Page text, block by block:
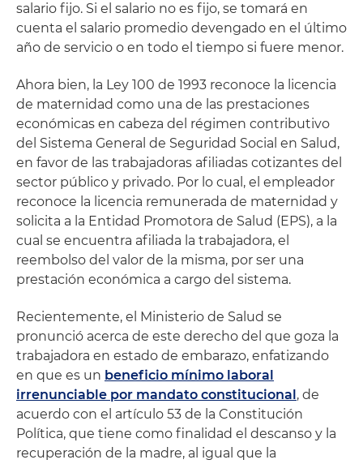
salario fijo. Si el salario no es fijo, se tomará en
cuenta el salario promedio devengado en el último
año de servicio o en todo el tiempo si fuere menor.
Ahora bien, la Ley 100 de 1993 reconoce la licencia
de maternidad como una de las prestaciones
económicas en cabeza del régimen contributivo
del Sistema General de Seguridad Social en Salud,
en favor de las trabajadoras afiliadas cotizantes del
sector público y privado. Por lo cual, el empleador
reconoce la licencia remunerada de maternidad y
solicita a la Entidad Promotora de Salud (EPS), a la
cual se encuentra afiliada la trabajadora, el
reembolso del valor de la misma, por ser una
prestación económica a cargo del sistema.
Recientemente, el Ministerio de Salud se
pronunció acerca de este derecho del que goza la
trabajadora en estado de embarazo, enfatizando
en que es un beneficio mínimo laboral
irrenunciable por mandato constitucional, de
acuerdo con el artículo 53 de la Constitución
Política, que tiene como finalidad el descanso y la
recuperación de la madre, al igual que la